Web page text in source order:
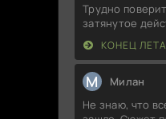
Трудно
затянутое
КОНЕЦ ЛЕТА
М Милан
Не знаю, что